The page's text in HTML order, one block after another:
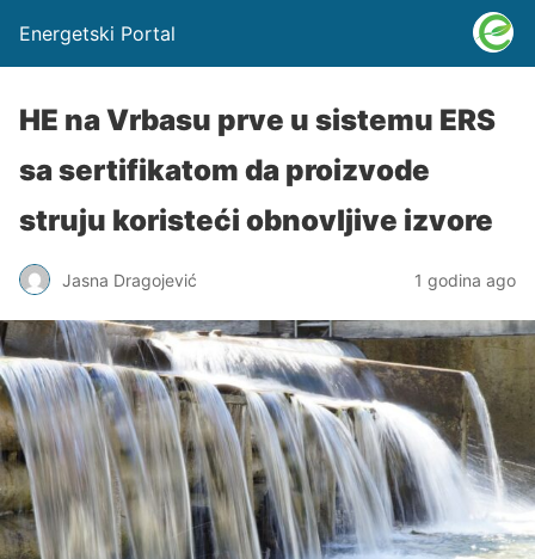
Energetski Portal
HE na Vrbasu prve u sistemu ERS
sa sertifikatom da proizvode
struju koristeći obnovljive izvore
Jasna Dragojević 1 godina ago